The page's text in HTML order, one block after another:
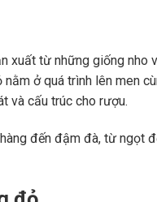
xuất từ những giống nho
ở quá trình lên men
và cấu trúc cho rượu.
đến đậm đà, từ ngọt